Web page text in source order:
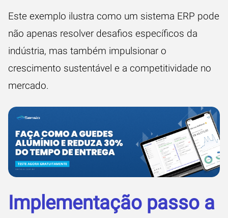
Este exemplo ilustra como um sistema ERP pode
não apenas resolver desafios específicos da
indústria, mas também impulsionar o
crescimento sustentável e a competitividade no
mercado.
Implementação passo a